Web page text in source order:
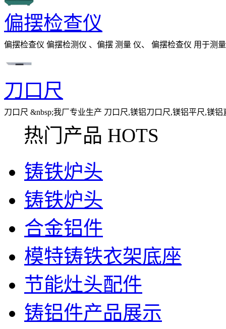
偏摆检查仪
偏摆检查仪 偏摆检测仪 、偏摆 测量 仪、 偏摆检查仪 用于测
刀口尺
刀口尺 &nbsp;我厂专业生产 刀口尺,镁铝刀口尺,镁铝平尺,镁
需求分为镁铝合金和钢件两种。
热门产品 HOTS
铸铁炉头
铸铁炉头
合金铝件
模特铸铁衣架底座
节能灶头配件
铸铝件产品展示